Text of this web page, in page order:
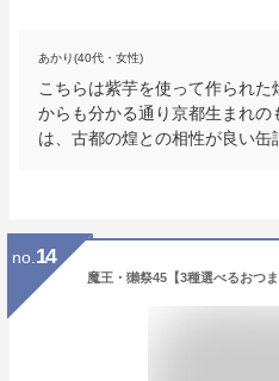
あかり(40代・女性)
こちらは紫芋を使って作られ
からも分かる通り京都生まれ
は、古都の煌との相性が良い缶
no. 14